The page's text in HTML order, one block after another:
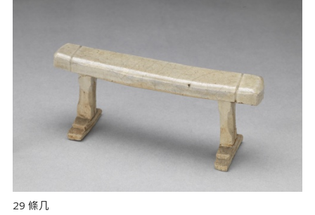
29 條几